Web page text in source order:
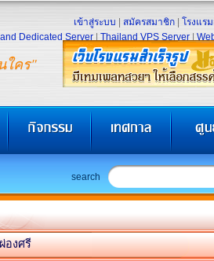
ใคร"
เข้าสู่ระบบ สมัครสมาชิก โรงแร
Dedicated Server Thailand VPS Server
search
องศรี